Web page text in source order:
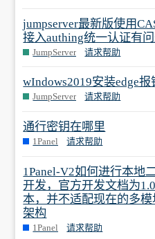
jumpserver最新版使用
接入authing统一认证有
JumpServer 请求帮助
wIndows2019安装edge报
JumpServer 请求帮助
通行密钥在哪里
1Panel 请求帮助
1Panel-V2如何进行本地
开发，官方开发文档为
本，并不适配现在的多模
架构
1Panel 请求帮助